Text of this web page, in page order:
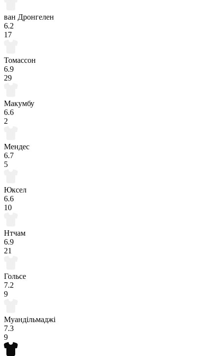
ван Дронгелен
6.2
17
Томассон
6.9
29
Макумбу
6.6
2
Мендес
6.7
5
Юксел
6.6
10
Нтчам
6.9
21
Гольсе
7.2
9
Муандільмаджі
7.3
9